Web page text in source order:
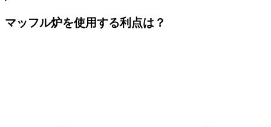
マッフル炉を使用する利点は？